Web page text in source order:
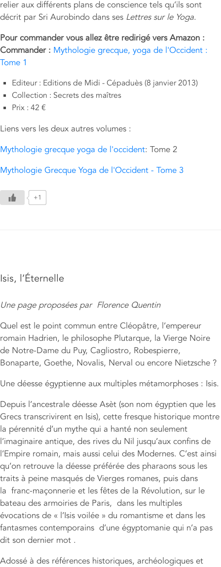
relier aux différents plans de conscience tels qu’ils sont
décrit par Sri Aurobindo dans ses Lettres sur le Yoga.
Pour commander vous allez être redirigé vers Amazon :
Commander : Mythologie grecque, yoga de l'Occident :
Tome 1
Editeur : Editions de Midi - Cépaduès (8 janvier 2013)
Collection : Secrets des maîtres
Prix : 42 €
Liens vers les deux autres volumes :
Mythologie grecque yoga de l'occident: Tome 2
Mythologie Grecque Yoga de l'Occident - Tome 3
+1
Isis, l’Éternelle
Une page proposées par Florence Quentin
Quel est le point commun entre Cléopâtre, l’empereur
romain Hadrien, le philosophe Plutarque, la Vierge Noire
de Notre-Dame du Puy, Cagliostro, Robespierre,
Bonaparte, Goethe, Novalis, Nerval ou encore Nietzsche ?
Une déesse égyptienne aux multiples métamorphoses : Isis.
Depuis l’ancestrale déesse Asèt (son nom égyptien que les
Grecs transcrivirent en Isis), cette fresque historique montre
la pérennité d’un mythe qui a hanté non seulement
l’imaginaire antique, des rives du Nil jusqu’aux confins de
l’Empire romain, mais aussi celui des Modernes. C’est ainsi
qu’on retrouve la déesse préférée des pharaons sous les
traits à peine masqués de Vierges romanes, puis dans
la franc-maçonnerie et les fêtes de la Révolution, sur le
bateau des armoiries de Paris, dans les multiples
évocations de « l’Isis voilée » du romantisme et dans les
fantasmes contemporains d’une égyptomanie qui n’a pas
dit son dernier mot .
Adossé à des références historiques, archéologiques et